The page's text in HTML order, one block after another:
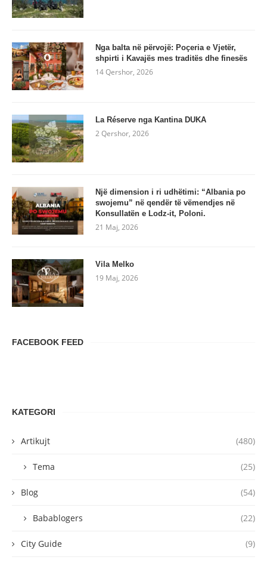
Nga balta në përvojë: Poçeria e Vjetër,
shpirti i Kavajës mes traditës dhe finesës
14 Qershor, 2026
La Réserve nga Kantina DUKA
2 Qershor, 2026
Një dimension i ri udhëtimi: “Albania po
swojemu” në qendër të vëmendjes në
Konsullatën e Lodz-it, Poloni.
21 Maj, 2026
Vila Melko
19 Maj, 2026
FACEBOOK FEED
KATEGORI
Artikujt (480)
Tema (25)
Blog (54)
Babablogers (22)
City Guide (9)